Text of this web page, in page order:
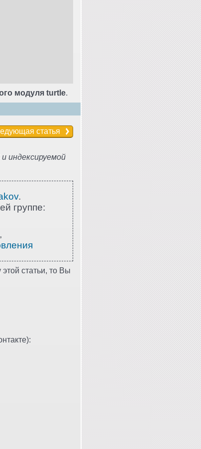
модуля turtle.
статья
индексируемой
.
группе:
статьи, то Вы